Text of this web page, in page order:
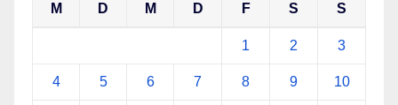
M D M D F S S
1 2 3
4 5 6 7 8 9 10